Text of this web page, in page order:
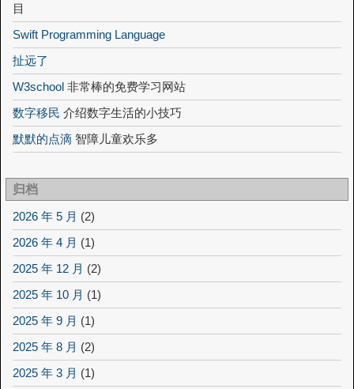
目
Swift Programming Language
扯远了
W3school 非常棒的免费学习网站
数字移民 介绍数字生活的小技巧
默默的点滴 智障儿童欢乐多
归档
2026 年 5 月 (2)
2026 年 4 月 (1)
2025 年 12 月 (2)
2025 年 10 月 (1)
2025 年 9 月 (1)
2025 年 8 月 (2)
2025 年 3 月 (1)